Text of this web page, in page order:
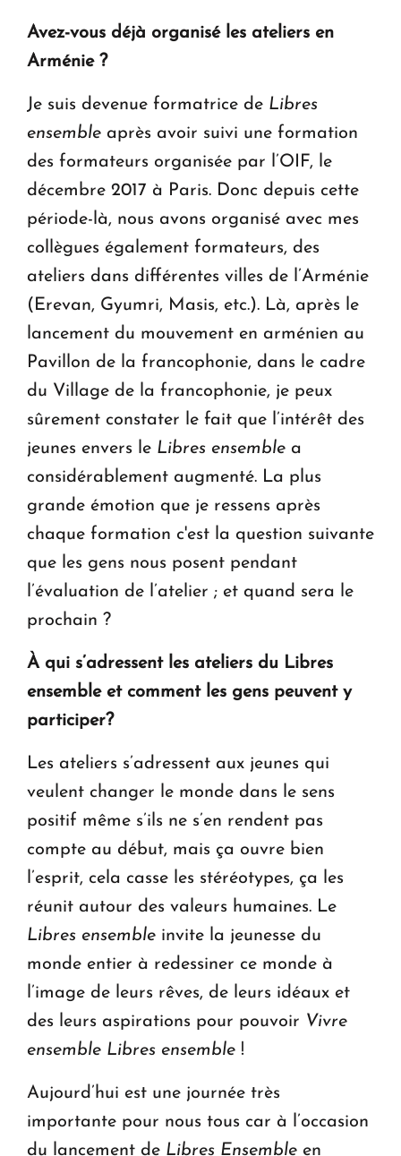
Avez-vous déjà organisé les ateliers en
Arménie ?
Je suis devenue formatrice de Libres
ensemble après avoir suivi une formation
des formateurs organisée par l’OIF, le
décembre 2017 à Paris. Donc depuis cette
période-là, nous avons organisé avec mes
collègues également formateurs, des
ateliers dans différentes villes de l’Arménie
(Erevan, Gyumri, Masis, etc.). Là, après le
lancement du mouvement en arménien au
Pavillon de la francophonie, dans le cadre
du Village de la francophonie, je peux
sûrement constater le fait que l’intérêt des
jeunes envers le Libres ensemble a
considérablement augmenté. La plus
grande émotion que je ressens après
chaque formation c'est la question suivante
que les gens nous posent pendant
l’évaluation de l’atelier ; et quand sera le
prochain ?
À qui s’adressent les ateliers du Libres
ensembleet comment les gens peuvent y
participer?
Les ateliers s’adressent aux jeunes qui
veulent changer le monde dans le sens
positif même s’ils ne s’en rendent pas
compte au début, mais ça ouvre bien
l’esprit, cela casse les stéréotypes, ça les
réunit autour des valeurs humaines. Le
Libres ensemble invite la jeunesse du
monde entier à redessiner ce monde à
l’image de leurs rêves, de leurs idéaux et
des leurs aspirations pour pouvoir Vivre
ensemble Libres ensemble !
Aujourd’hui est une journée très
importante pour nous tous car à l’occasion
du lancement de Libres Ensemble en